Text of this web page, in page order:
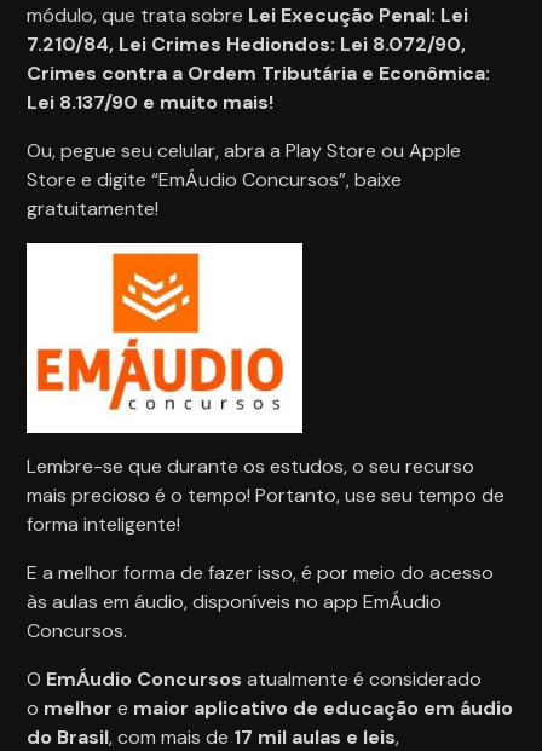
módulo, que trata sobre Lei Execução Penal: Lei
7.210/84, Lei Crimes Hediondos: Lei 8.072/90,
Crimes contra a Ordem Tributária e Econômica:
Lei 8.137/90 e muito mais!
Ou, pegue seu celular, abra a Play Store ou Apple
Store e digite “EmÁudio Concursos”, baixe
gratuitamente!
Lembre-se que durante os estudos, o seu recurso
mais precioso é o tempo! Portanto, use seu tempo de
forma inteligente!
E a melhor forma de fazer isso, é por meio do acesso
às aulas em áudio, disponíveis no app EmÁudio
Concursos.
O EmÁudio Concursos atualmente é considerado
o melhor e maior aplicativo de educação em áudio
do Brasil, com mais de 17 mil aulas e leis,